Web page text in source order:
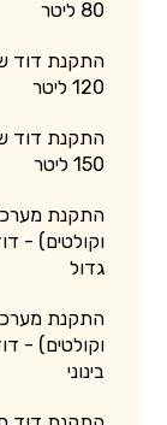
80 ליטר
התקנת דוד
120 ליטר
התקנת דוד
150 ליטר
התקנת
גדול
התקנת
בינוני